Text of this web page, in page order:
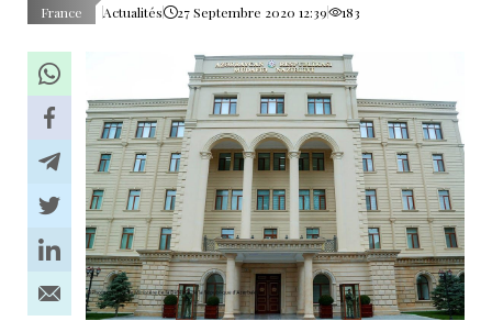
France Actualités 27 Septembre 2020 12:39 183